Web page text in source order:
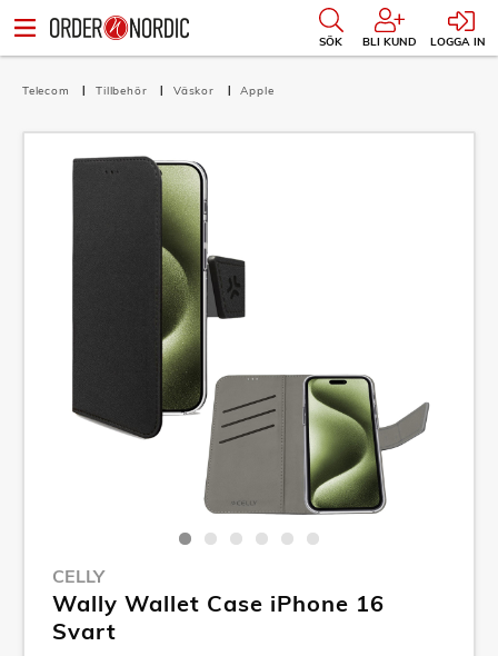
SÖK BLI KUND LOGGA IN
Telecom Tillbehör Väskor Apple
CELLY
Wally Wallet Case iPhone 16
Svart